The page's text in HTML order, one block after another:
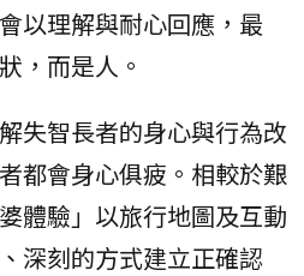
以理解與耐心回應，最
，而是人。
失智長者的身心與行為改
都會身心俱疲。相較於艱
體驗」以旅行地圖及互動
深刻的方式建立正確認